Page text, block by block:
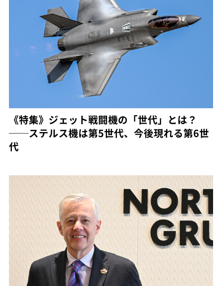
《特集》ジェット戦闘機の「世代」とは？
──ステルス機は第5世代、今後現れる第6世
代